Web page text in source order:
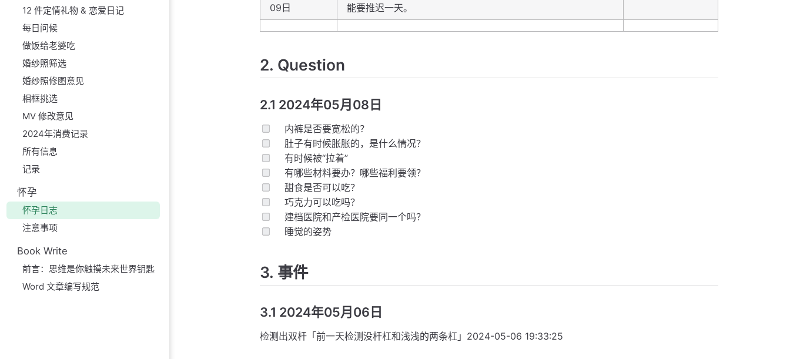
12 件定情礼物 & 恋爱日记
每日问候
做饭给老婆吃
婚纱照筛选
婚纱照修图意见
相框挑选
MV 修改意见
2024年消费记录
所有信息
记录
怀孕
怀孕日志
注意事项
Book Write
前言：思维是你触摸未来世界钥匙
Word 文章编写规范
09日
能要推迟一天。
2. Question
2.1 2024年05月08日
内裤是否要宽松的？
肚子有时候胀胀的，是什么情况？
有时候被“拉着”
有哪些材料要办？哪些福利要领？
甜食是否可以吃？
巧克力可以吃吗？
建档医院和产检医院要同一个吗？
睡觉的姿势
3. 事件
3.1 2024年05月06日
检测出双杆「前一天检测没杆杠和浅浅的两条杠」2024-05-06 19:33:25